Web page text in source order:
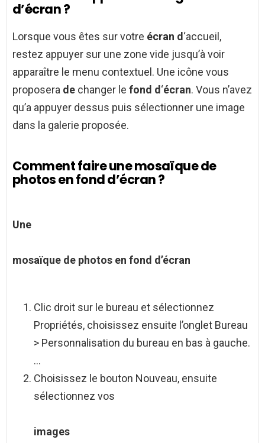
d’écran ?
Lorsque vous êtes sur votre écran d‘accueil,
restez appuyer sur une zone vide jusqu’à voir
apparaître le menu contextuel. Une icône vous
proposera de changer le fond d‘écran. Vous n’avez
qu’a appuyer dessus puis sélectionner une image
dans la galerie proposée.
Comment faire une mosaïque de
photos en fond d’écran ?
Une
mosaïque de photos en fond d’écran
Clic droit sur le bureau et sélectionnez
Propriétés, choisissez ensuite l’onglet Bureau
> Personnalisation du bureau en bas à gauche.
…
Choisissez le bouton Nouveau, ensuite
sélectionnez vos
images